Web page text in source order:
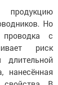
Но
с
риск
длительной
нанесённая